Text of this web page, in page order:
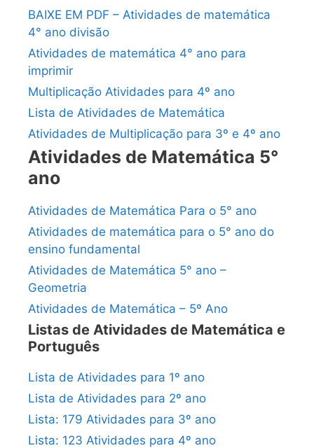
BAIXE EM PDF – Atividades de matemática
4° ano divisão
Atividades de matemática 4° ano para
imprimir
Multiplicação Atividades para 4º ano
Lista de Atividades de Matemática
Atividades de Multiplicação para 3º e 4º ano
Atividades de Matemática 5°
ano
Atividades de Matemática Para o 5° ano
Atividades de matemática para o 5° ano do
ensino fundamental
Atividades de Matemática 5° ano –
Geometria
Atividades de Matemática – 5º Ano
Listas de Atividades de Matemática e
Português
Lista de Atividades para 1º ano
Lista de Atividades para 2º ano
Lista: 179 Atividades para 3º ano
Lista: 123 Atividades para 4º ano